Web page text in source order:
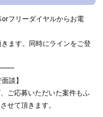
フリーダイヤルからお電
ます。同時にラインをご登
談】
ご応募いただいた案件もふ
せて頂きます。